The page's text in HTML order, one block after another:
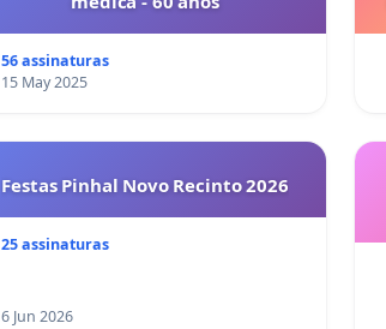
56 assinaturas
15 May 2025
Festas Pinhal Novo Recinto 2026
25 assinaturas
6 Jun 2026